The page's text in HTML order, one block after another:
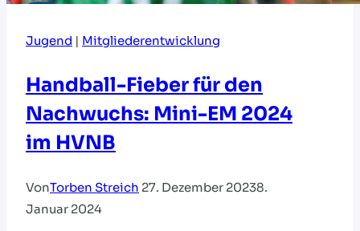
Jugend | Mitgliederentwicklung
Handball-Fieber für den
Nachwuchs: Mini-EM 2024
im HVNB
VonTorben Streich 27. Dezember 20238.
Januar 2024